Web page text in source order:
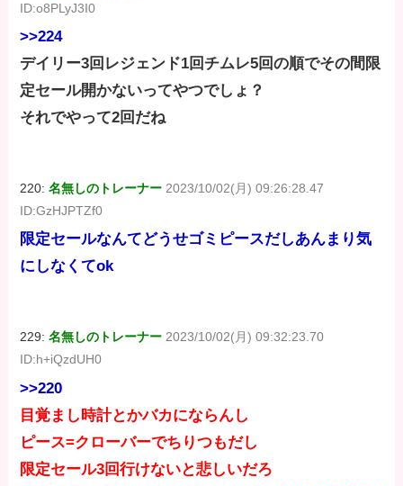
ID:o8PLyJ3I0
>>224
デイリー3回レジェンド1回チムレ5回の順でその間限
定セール開かないってやつでしょ？
それでやって2回だね
220:名無しのトレーナー 2023/10/02(月) 09:26:28.47
ID:GzHJPTZf0
限定セールなんてどうせゴミピースだしあんまり気
にしなくてok
229:名無しのトレーナー 2023/10/02(月) 09:32:23.70
ID:h+iQzdUH0
>>220
目覚まし時計とかバカにならんし
ピース=クローバーでちりつもだし
限定セール3回行けないと悲しいだろ